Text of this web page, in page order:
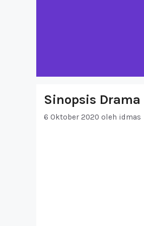
Sinopsis Drama
6 Oktober 2020 oleh idmas